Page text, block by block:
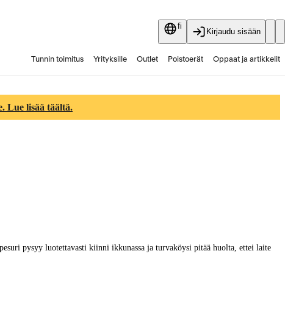
fi
Kirjaudu sisään
Tunnin toimitus Yrityksille Outlet Poistoerät Oppaat ja artikkelit
Lue lisää täältä.
pysyy luotettavasti kiinni ikkunassa ja turvaköysi pitää huolta, ettei laite